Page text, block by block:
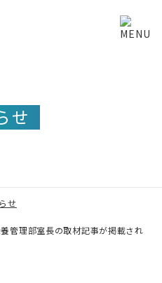
せ
せ
管理部室長の取材記事が掲載され